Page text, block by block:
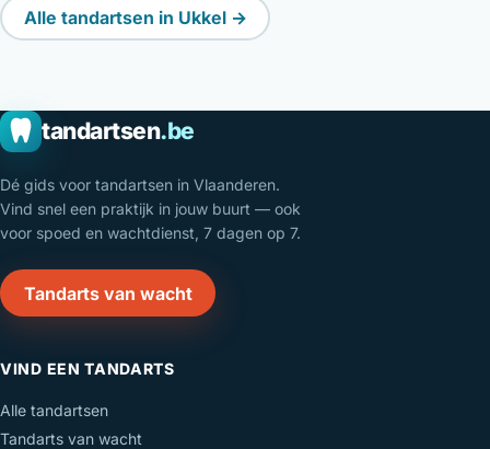
Alle tandartsen in Ukkel →
tandartsen.be
Dé gids voor tandartsen in Vlaanderen.
Vind snel een praktijk in jouw buurt — ook
voor spoed en wachtdienst, 7 dagen op 7.
Tandarts van wacht
VIND EEN TANDARTS
Alle tandartsen
Tandarts van wacht